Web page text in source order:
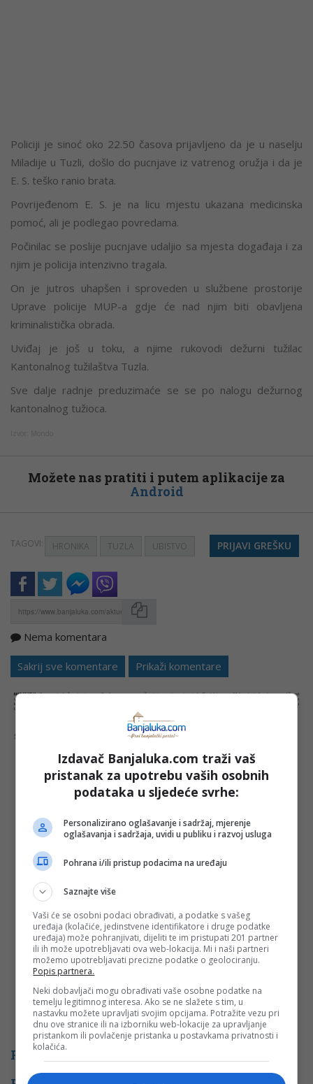
Policiji je sinoć oko 22.50 časova prijavljeno da je u naselju
Miladije u Tuzli, došlo do pucnjave iz vatrenog oružja i da je
E. S. teško ranio brata.
Povrijeđenom E. S. je na licu mjestu ukazana medicinska
pomoć, ali je podlegao povredama.
Počinilac se poslije pucnjave udaljio sa mjesta događaja i za
njim je policija intenzivno tragala.
On je jutros uhapšen i sproveden u službene prostorije
Uprave policije MUP-a gdje će nad njim biti obavljena
kriminalistička obrada.
Uviđaj je još u toku, a njime rukovodi dežurni tužilac
Kantonalnog tužilaštva Tuzla.
Sve dalje radnje preduzimaće se se po nalogu dežurnog
kantonalnog tužioca.
Možete nas pratiti i putem aplikacije za
Android
TAGOVI: HRONIKA TUZLA UBISTVO PRIJAVI GREŠKU
Nema komentara
Sakrij sve komentare Prikaži komentare
NAPOMENA:Komentari odražavaju stavove njihovih autora, a ne nužno i stavove internet portala Banjaluka.com. Molimo korisnike da se suzdrže od
vrijeđanja, psovanja i vulgarnog izražavanja. Portal Banjaluka.com zadržava pravo da obriše komentar bez najave i objašnjenja. Zbog velikog broja
komentara Banjaluka.com nije dužan obrisati sve komentare koji krše pravila. Kao čitalac takođe prihvatate mogućnost da među komentarima mogu
biti pronađeni sadržaji koji mogu biti u suprotnosti sa vašim vjerskim, moralnim i drugim načelima i uvjerenjima.
Šta mislite o ovoj temi?
Vaša e-mail adresa neće biti objavljena. Sva polja su
obavezna!
Ime*
Email
Komentar
PROMO
Izdavač Banjaluka.com traži vaš
pristanak za upotrebu vaših osobnih
podataka u sljedeće svrhe:
Personalizirano oglašavanje i sadržaj, mjerenje
oglašavanja i sadržaja, uvidi u publiku i razvoj usluga
Pohrana i/ili pristup podacima na uređaju
Saznajte više
Vaši će se osobni podaci obrađivati, a podatke s vašeg
uređaja (kolačiće, jedinstvene identifikatore i druge podatke
uređaja) može pohranjivati, dijeliti te im pristupati 201 partner
ili ih može upotrebljavati ova web-lokacija. Mi i naši partneri
možemo upotrebljavati precizne podatke o geolociranju.
Popis partnera.
Neki dobavljači mogu obrađivati vaše osobne podatke na
temelju legitimnog interesa. Ako se ne slažete s tim, u
nastavku možete upravljati svojim opcijama. Potražite vezu pri
dnu ove stranice ili na izborniku web-lokacije za upravljanje
pristankom ili povlačenje pristanka u postavkama privatnosti i
kolačića.